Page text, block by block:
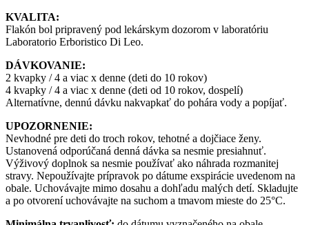
KVALITA:
Flakón bol pripravený pod lekárskym dozorom v laboratóriu
Laboratorio Erboristico Di Leo.
DÁVKOVANIE:
2 kvapky / 4 a viac x denne (deti do 10 rokov)
4 kvapky / 4 a viac x denne (deti od 10 rokov, dospelí)
Alternatívne, dennú dávku nakvapkať do pohára vody a popíjať.
UPOZORNENIE:
Nevhodné pre deti do troch rokov, tehotné a dojčiace ženy.
Ustanovená odporúčaná denná dávka sa nesmie presiahnuť.
Výživový doplnok sa nesmie používať ako náhrada rozmanitej
stravy. Nepoužívajte prípravok po dátume exspirácie uvedenom na
obale. Uchovávajte mimo dosahu a dohľadu malých detí. Skladujte
a po otvorení uchovávajte na suchom a tmavom mieste do 25°C.